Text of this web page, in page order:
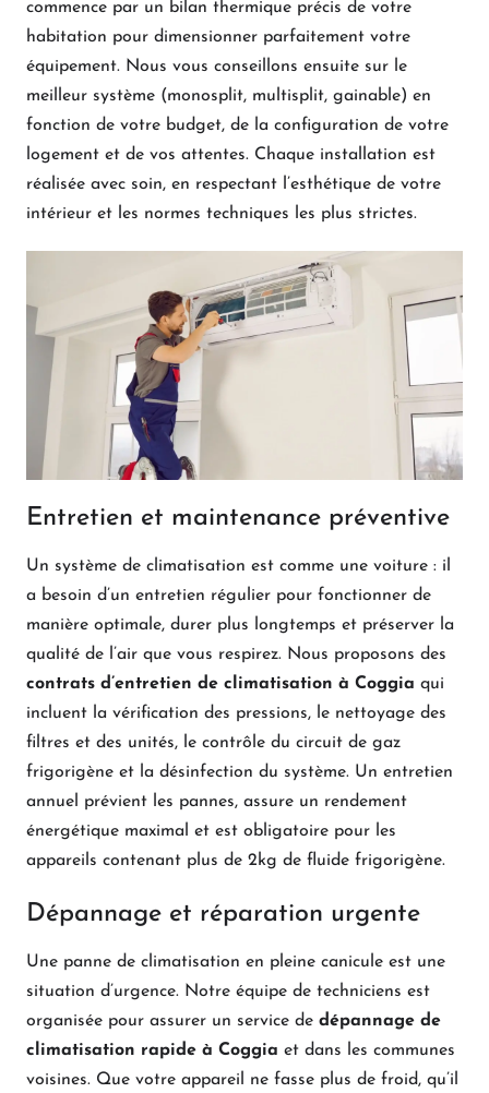
commence par un bilan thermique précis de votre
habitation pour dimensionner parfaitement votre
équipement. Nous vous conseillons ensuite sur le
meilleur système (monosplit, multisplit, gainable) en
fonction de votre budget, de la configuration de votre
logement et de vos attentes. Chaque installation est
réalisée avec soin, en respectant l’esthétique de votre
intérieur et les normes techniques les plus strictes.
Entretien et maintenance préventive
Un système de climatisation est comme une voiture : il
a besoin d’un entretien régulier pour fonctionner de
manière optimale, durer plus longtemps et préserver la
qualité de l’air que vous respirez. Nous proposons des
contrats d’entretien de climatisation à Coggia qui
incluent la vérification des pressions, le nettoyage des
filtres et des unités, le contrôle du circuit de gaz
frigorigène et la désinfection du système. Un entretien
annuel prévient les pannes, assure un rendement
énergétique maximal et est obligatoire pour les
appareils contenant plus de 2kg de fluide frigorigène.
Dépannage et réparation urgente
Une panne de climatisation en pleine canicule est une
situation d’urgence. Notre équipe de techniciens est
organisée pour assurer un service de dépannage de
climatisation rapide à Coggia et dans les communes
voisines. Que votre appareil ne fasse plus de froid, qu’il